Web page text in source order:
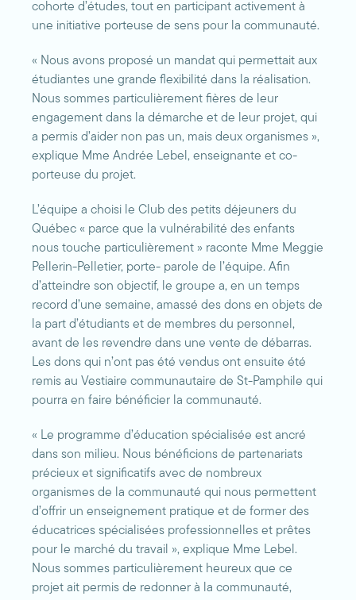
cohorte d’études, tout en participant activement à
une initiative porteuse de sens pour la communauté.
« Nous avons proposé un mandat qui permettait aux
étudiantes une grande flexibilité dans la réalisation.
Nous sommes particulièrement fières de leur
engagement dans la démarche et de leur projet, qui
a permis d’aider non pas un, mais deux organismes »,
explique Mme Andrée Lebel, enseignante et co-
porteuse du projet.
L’équipe a choisi le Club des petits déjeuners du
Québec « parce que la vulnérabilité des enfants
nous touche particulièrement » raconte Mme Meggie
Pellerin-Pelletier, porte- parole de l’équipe. Afin
d’atteindre son objectif, le groupe a, en un temps
record d’une semaine, amassé des dons en objets de
la part d’étudiants et de membres du personnel,
avant de les revendre dans une vente de débarras.
Les dons qui n’ont pas été vendus ont ensuite été
remis au Vestiaire communautaire de St-Pamphile qui
pourra en faire bénéficier la communauté.
« Le programme d’éducation spécialisée est ancré
dans son milieu. Nous bénéficions de partenariats
précieux et significatifs avec de nombreux
organismes de la communauté qui nous permettent
d’offrir un enseignement pratique et de former des
éducatrices spécialisées professionnelles et prêtes
pour le marché du travail », explique Mme Lebel.
Nous sommes particulièrement heureux que ce
projet ait permis de redonner à la communauté,